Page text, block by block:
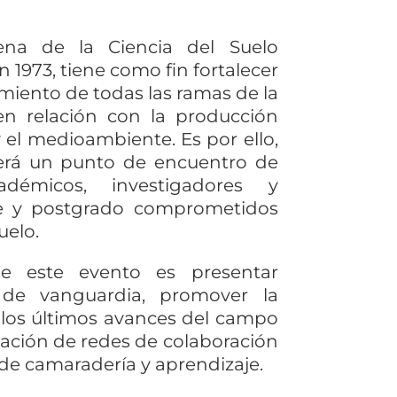
de la Ciencia del Suelo
1973, tiene como fin fortalecer
de todas las ramas de la
relación con la producción
medioambiente. Es por ello,
un punto de encuentro de
investigadores y
y postgrado comprometidos
este evento es presentar
vanguardia, promover la
últimos avances del campo
de redes de colaboración
camaradería y aprendizaje.